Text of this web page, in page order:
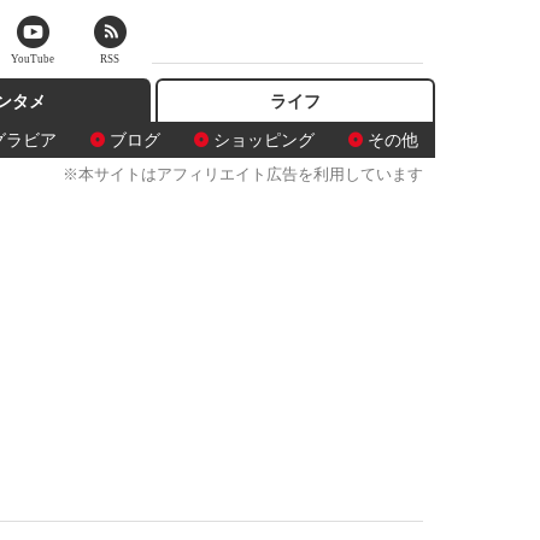
タメ
ラビア
ブログ ショッピング その他
ライフ
※本サイトはアフィリエイト広告を利用しています
YouTube RSS